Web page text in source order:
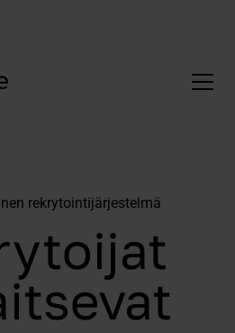
rekrytointijärjestelmä